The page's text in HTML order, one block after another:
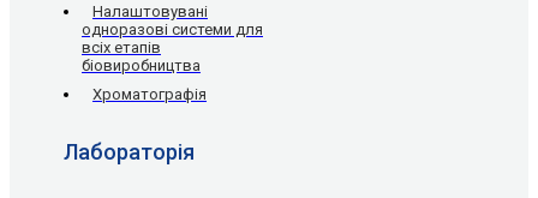
Налаштовувані
одноразові системи для
всіх етапів
біовиробництва
Хроматографія
Лабораторія